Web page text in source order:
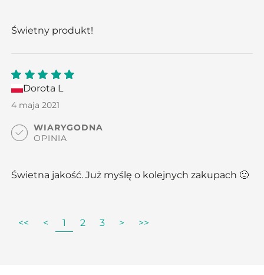
Świetny produkt!
5out
of 5
Dorota L
4 maja 2021
WIARYGODNA
OPINIA
Świetna jakość. Już myślę o kolejnych zakupach 🙂
<< < 1 2 3 > >>